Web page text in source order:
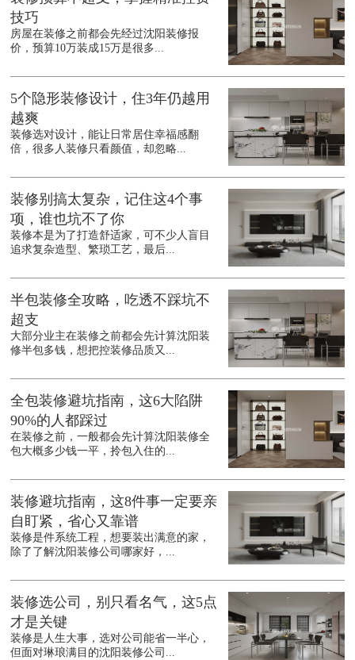
技巧
房屋在装修之前都会先经过沈阳装修报
价，预算10万装成15万是很多...
5个隐形装修设计，住3年仍越用
越爽
装修选对设计，能让日常居住幸福感翻
倍，很多人装修只看颜值，却忽略...
装修别搞太复杂，记住这4个事
项，谁也坑不了你
装修本是为了打造舒适家，可不少人盲目
追求复杂造型、繁琐工艺，最后...
半包装修全攻略，吃透不踩坑不
超支
大部分业主在装修之前都会先计算沈阳装
修半包多钱，想把控装修品质又...
全包装修避坑指南，这6大陷阱
90%的人都踩过
在装修之前，一般都会先计算沈阳装修全
包大概多少钱一平，拎包入住的...
装修避坑指南，这8件事一定要亲
自盯紧，省心又靠谱
装修是件系统工程，想要装出满意的家，
除了了解沈阳装修公司哪家好，...
装修选公司，别只看名气，这5点
才是关键
装修是人生大事，选对公司能省一半心，
但面对琳琅满目的沈阳装修公司...